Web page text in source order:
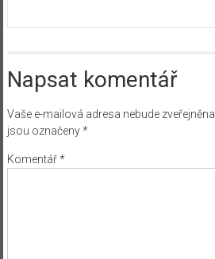
Napsat komentář
Vaše e-mailová adresa nebude zveřejněna.
jsou označeny*
Komentář*